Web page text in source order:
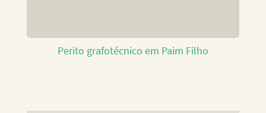
Perito grafotécnico em Paim Filho